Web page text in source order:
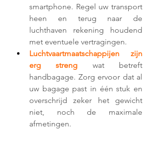
smartphone. Regel uw transport
heen en terug naar de
luchthaven rekening houdend
met eventuele vertragingen.
Luchtvaartmaatschappijen zijn
erg streng wat betreft
handbagage. Zorg ervoor dat al
uw bagage past in één stuk en
overschrijd zeker het gewicht
niet, noch de maximale
afmetingen.